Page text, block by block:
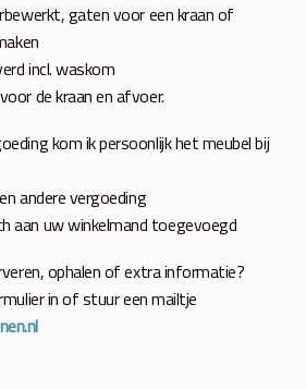
gaten voor een kraan of
incl. waskom
de kraan en afvoer.
kom ik persoonlijk het meubel bij
andere vergoeding
aan uw winkelmand toegevoegd
ophalen of extra informatie?
in of stuur een mailtje